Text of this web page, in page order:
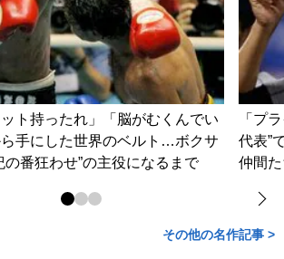
ット持ったれ」「脳がむくんでい
手にした世界のベルト…ボクサ
の番狂わせ”の主役になるまで
「プ
代表”
仲間
その他の名作記事 >